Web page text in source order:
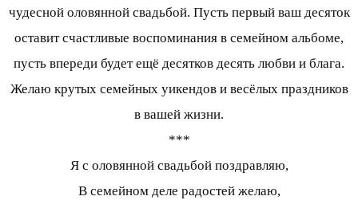
чудесной оловянной свадьбой. Пусть первый ваш десяток
оставит счастливые воспоминания в семейном альбоме,
пусть впереди будет ещё десятков десять любви и блага.
Желаю крутых семейных уикендов и весёлых праздников
в вашей жизни.
***
Я с оловянной свадьбой поздравляю,
В семейном деле радостей желаю,